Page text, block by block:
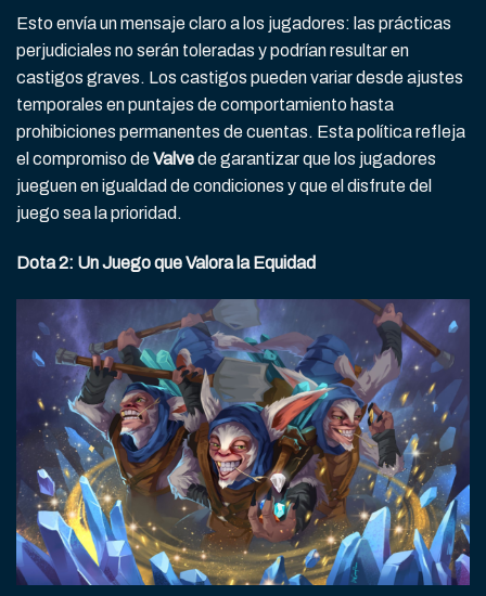
Esto envía un mensaje claro a los jugadores: las prácticas
perjudiciales no serán toleradas y podrían resultar en
castigos graves. Los castigos pueden variar desde ajustes
temporales en puntajes de comportamiento hasta
prohibiciones permanentes de cuentas. Esta política refleja
el compromiso deValvede garantizar que los jugadores
jueguen en igualdad de condiciones y que el disfrute del
juego sea la prioridad.
Dota 2: Un Juego que Valora la Equidad